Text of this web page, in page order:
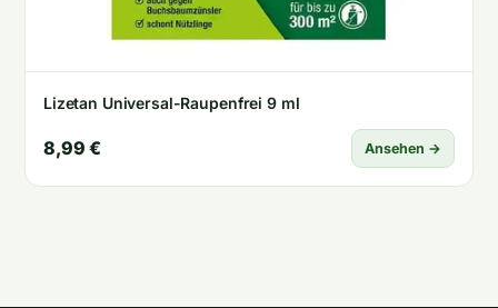
Lizetan Universal-Raupenfrei 9 ml
8,99 € Ansehen →